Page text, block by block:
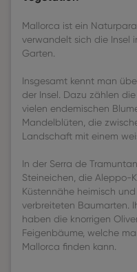
Mallorca ist ein
verwandelt sich die Insel
Garten.
Insgesamt kennt man
der Insel. Dazu zählen
vielen endemischen
Mandelblüten, die
Landschaft mit einem
In der Serra de
Steineichen, die Aleppo-
Küstennähe heimisch
verbreiteten Baumarten.
haben die knorrigen
Feigenbäume, welche
Mallorca finden kann.